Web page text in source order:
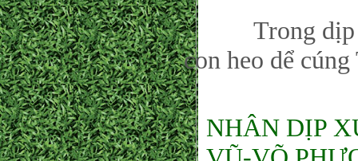
Trong dịp
con heo dể cúng
NHÂN DỊP